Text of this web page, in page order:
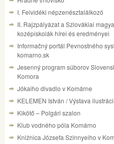
I. Felvidéki népzenésztalálkozó
II. Rajzpályázat a Szlovákiai
kozépiskolák hírei és eredményei
Informačný portál Pevnostného
komarno.sk
Jesenný program súborov
Komora
Jókaiho divadlo v Komárne
KELEMEN István / Výstava
Kikötő – Polgári szalon
Klub vodného póla Komárno
Knižnica Józsefa Szinnyeiho v